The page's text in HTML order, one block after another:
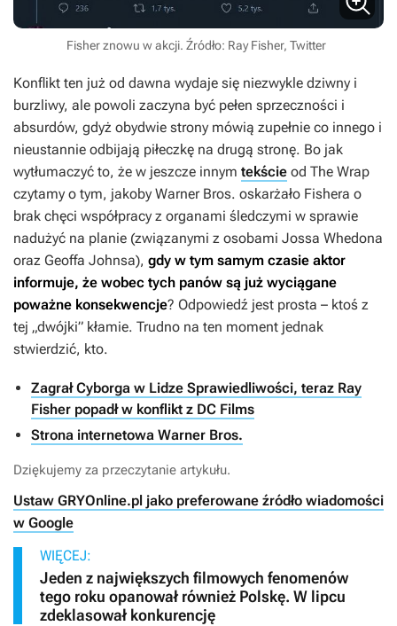
Fisher znowu w akcji. Źródło: Ray Fisher, Twitter
Konflikt ten już od dawna wydaje się niezwykle dziwny i
burzliwy, ale powoli zaczyna być pełen sprzeczności i
absurdów, gdyż obydwie strony mówią zupełnie co innego i
nieustannie odbijają piłeczkę na drugą stronę. Bo jak
wytłumaczyć to, że w jeszcze innym tekście od The Wrap
czytamy o tym, jakoby Warner Bros. oskarżało Fishera o
brak chęci współpracy z organami śledczymi w sprawie
nadużyć na planie (związanymi z osobami Jossa Whedona
oraz Geoffa Johnsa), gdy w tym samym czasie aktor
informuje, że wobec tych panów są już wyciągane
poważne konsekwencje? Odpowiedź jest prosta – ktoś z
tej „dwójki” kłamie. Trudno na ten moment jednak
stwierdzić, kto.
Zagrał Cyborga w Lidze Sprawiedliwości, teraz Ray
Fisher popadł w konflikt z DC Films
Strona internetowa Warner Bros.
Dziękujemy za przeczytanie artykułu.
Ustaw GRYOnline.pl jako preferowane źródło wiadomości
w Google
WIĘCEJ:
Jeden z największych filmowych fenomenów
tego roku opanował również Polskę. W lipcu
zdeklasował konkurencję